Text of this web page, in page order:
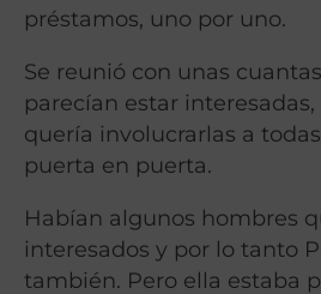
préstamos, uno por uno.
Se reunió con unas
parecían estar
quería involucrarlas a
puerta en puerta.
Habían algunos hombres
interesados ​​y por lo tanto
también. Pero ella estaba